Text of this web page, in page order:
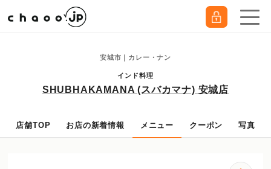
安城市｜カレー・ナン
インド料理
SHUBHAKAMANA (スバカマナ) 安城店
店舗TOP お店の新着情報 メニュー クーポン 写真